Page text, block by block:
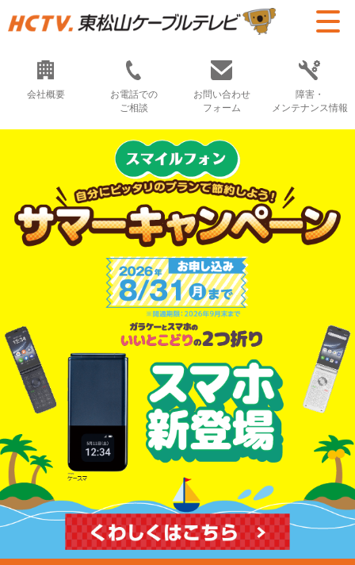
会社概要
お電話での
ご相談
お問い合わせ
フォーム
障害・
メンテナンス情報